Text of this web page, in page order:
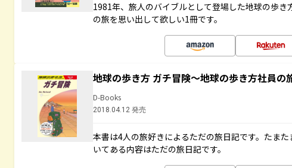
1981年、旅人のバイブルとして登場した地球の歩
の旅を思い出して欲しい1冊です。
地球の歩き方 ガチ冒険～地球の歩き方社員の
D-Books
2018.04.12 発売
本書は4人の旅好きによるただの旅日記です。たま
いてある内容はただの旅日記です。